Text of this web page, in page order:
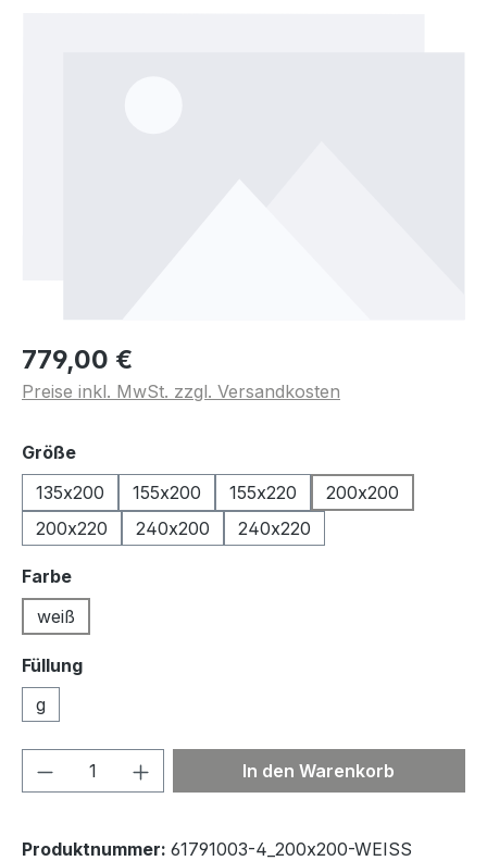
779,00 €
Preise inkl. MwSt. zzgl. Versandkosten
Größeauswählen
135x200
155x200 155x220
200x200
200x220
240x200 240x220
Farbeauswählen
weiß
Füllung
g
Produkt Anzahl: Gib denIn den Warenkorb
Produktnummer: 61791003-4_200x200-WEISS